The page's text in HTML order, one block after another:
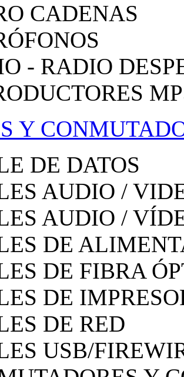
CADENAS
- RADIO
Y
DE DATOS
AUDIO /
AUDIO /
DE
DE FIBRA
DE
DE RED
USB/